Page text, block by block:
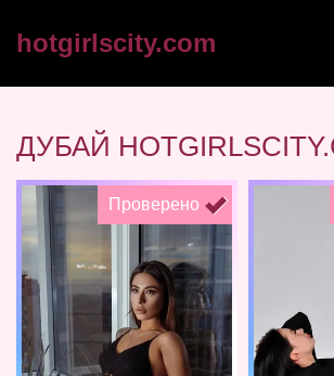
hotgirlscity.com
ДУБАЙ
Проверено